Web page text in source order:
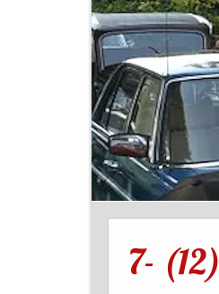
7- (12)